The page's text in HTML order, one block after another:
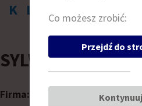
K L N P
SYLWIA WĄDRZYK
Firma: Narodowy Fundusz
Co możesz zrobić:
Przejdź do